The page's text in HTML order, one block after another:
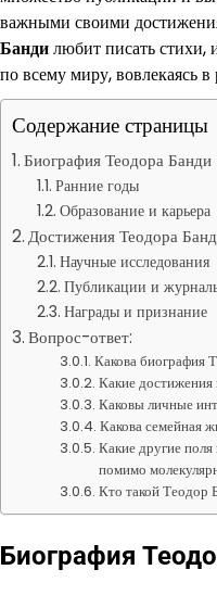
важными своими
Бандилюбит писать стихи,
по всему миру, вовлекаясь
Содержание страницы
Биография Теодора Банди
Ранние годы
Образование и карьера
Достижения Теодора
Научные исследования
Публикации и
Награды и признание
Вопрос-ответ:
Какова биография
Какие
Каковы личные
Какова семейная
Какие другие
помимо
Кто такой Теодор
Биография